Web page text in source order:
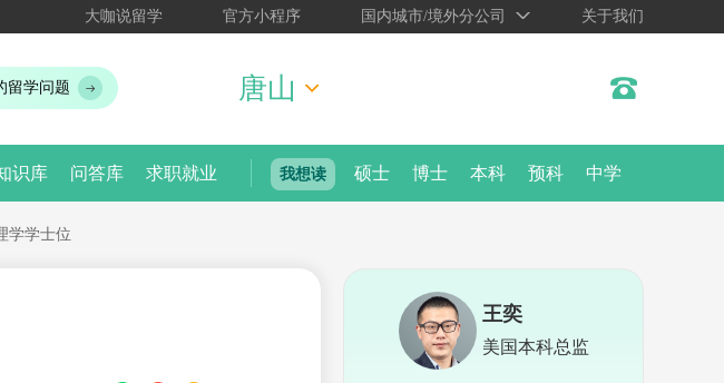
大咖说留学 官方小程序 国内城市/境外分公司 关于我们
留学问题 唐山
识库 问答库 求职就业 我想读 硕士 博士 本科 预科 中学
学学士位
王奕
美国本科总监